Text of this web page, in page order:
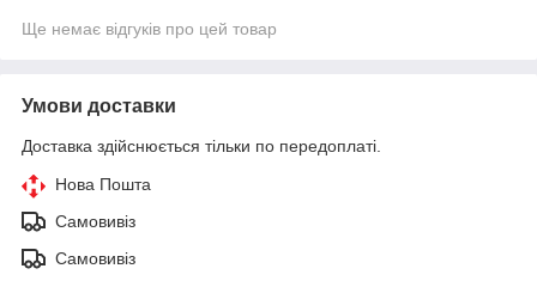
Ще немає відгуків про цей товар
Умови доставки
Доставка здійснюється тільки по передоплаті.
Нова Пошта
Самовивіз
Самовивіз